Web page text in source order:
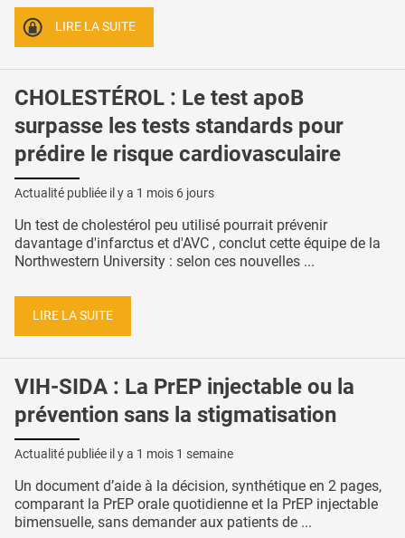
LIRE LA SUITE
CHOLESTÉROL : Le test apoB
surpasse les tests standards pour
prédire le risque cardiovasculaire
Actualité publiée il y a 1 mois 6 jours
Un test de cholestérol peu utilisé pourrait prévenir
davantage d'infarctus et d'AVC , conclut cette équipe de la
Northwestern University : selon ces nouvelles ...
LIRE LA SUITE
VIH-SIDA : La PrEP injectable ou la
prévention sans la stigmatisation
Actualité publiée il y a 1 mois 1 semaine
Un document d’aide à la décision, synthétique en 2 pages,
comparant la PrEP orale quotidienne et la PrEP injectable
bimensuelle, sans demander aux patients de ...